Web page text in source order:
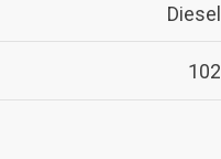
Diesel
102